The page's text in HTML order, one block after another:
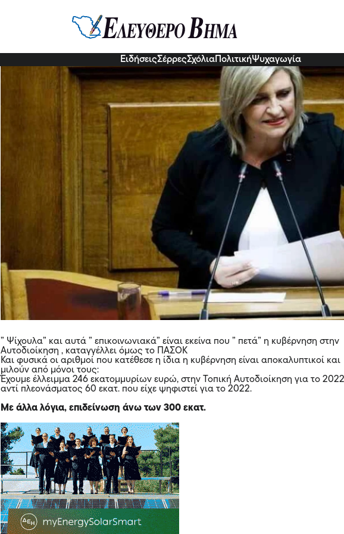
ΕιδήσειςΣέρρεςΣχόλια ΠολιτικήΨυχαγωγία
Καταγγέλλει το ΠΑΣΟΚ: Έλλειμμα 246
τοπική αυτοδιοίκηση
eVima Serres Team11 Νοε 2022, 08:51
” Ψίχουλα” και αυτά ” επικοινωνιακά” είναι εκείνα που ” πετά” η κυβέρνηση στην
Αυτοδιοίκηση , καταγγέλλει όμως το ΠΑΣΟΚ
Και φυσικά οι αριθμοί που κατέθεσε η ίδια η κυβέρνηση είναι αποκαλυπτικοί και
μιλούν από μόνοι τους:
Έχουμε έλλειμμα 246 εκατομμυρίων ευρώ, στην Τοπική Αυτοδιοίκηση για το
αντί πλεονάσματος 60 εκατ. που είχε ψηφιστεί για το 2022.
Με άλλα λόγια, επιδείνωση άνω των 300 εκατ.